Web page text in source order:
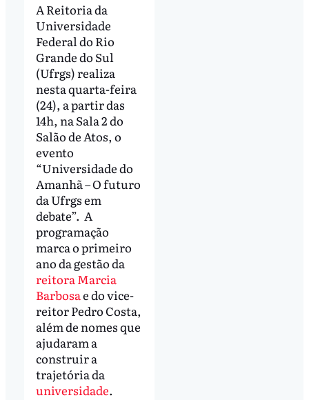
A Reitoria da
Universidade
Federal do Rio
Grande do Sul
(Ufrgs) realiza
nesta quarta-feira
(24), a partir das
14h, na Sala 2 do
Salão de Atos, o
evento
“Universidade do
Amanhã – O futuro
da Ufrgs em
debate”. A
programação
marca o primeiro
ano da gestão da
reitora Marcia
Barbosae do vice-
reitor Pedro Costa,
além de nomes que
ajudaram a
construir a
trajetória da
universidade.